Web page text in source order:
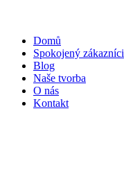
Domů
Spokojený zákazníci
Blog
Naše tvorba
O nás
Kontakt